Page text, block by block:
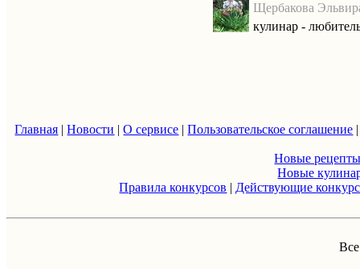
Щербакова
кулинар -
Главная |Новости |О сервисе |Пользовательское соглашение
Новые
Новые
Правила конкурсов | Действующие